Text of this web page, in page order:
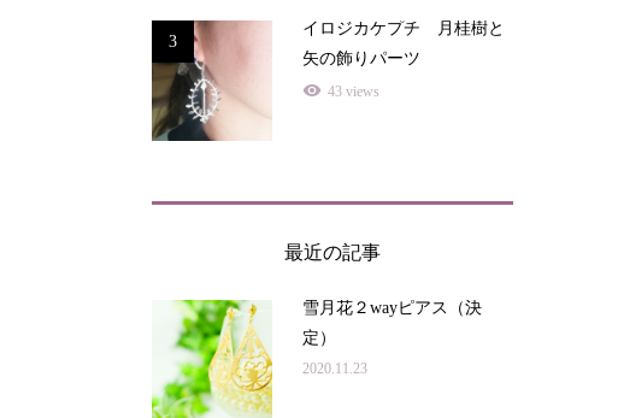
3
イロジカケプチ 月桂樹と
矢の飾りパーツ
43 views
最近の記事
雪月花２wayピアス（決
定）
2020.11.23